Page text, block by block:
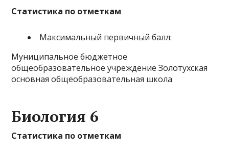
Статистика по отметкам
Максимальный первичный балл:
Муниципальное бюджетное
общеобразовательное учреждение Золотухская
основная общеобразовательная школа
Биология 6
Статистика по отметкам